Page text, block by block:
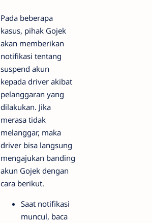
Pada beberapa
kasus, pihak Gojek
akan memberikan
notifikasi tentang
suspend akun
kepada driver akibat
pelanggaran yang
dilakukan. Jika
merasa tidak
melanggar, maka
driver bisa langsung
mengajukan banding
akun Gojek dengan
cara berikut.
Saat notifikasi
muncul, baca